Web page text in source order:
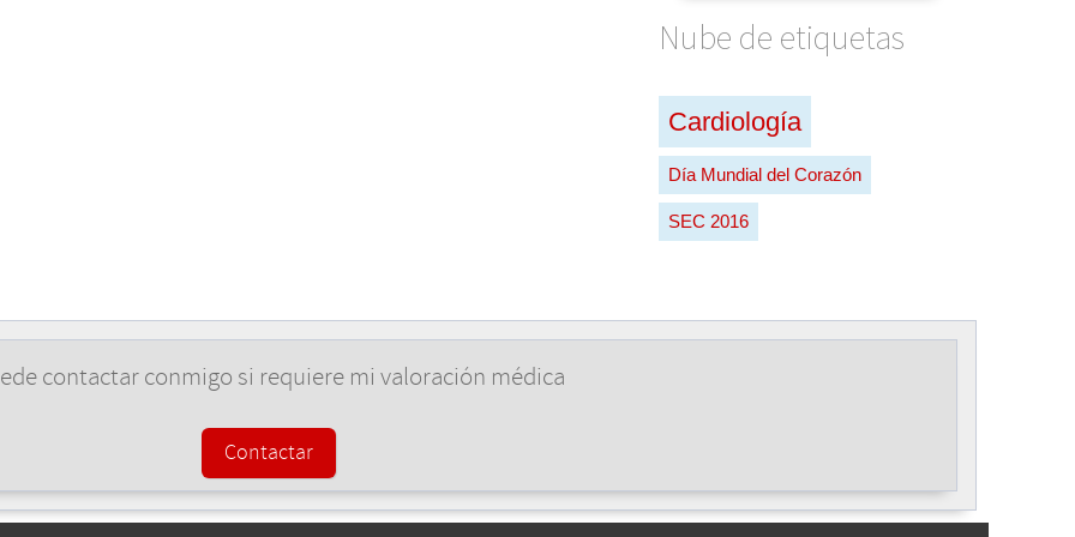
Nube de etiquetas
Cardiología
Día Mundial del Corazón
SEC 2016
contactar conmigo si requiere mi valoración médica
Contactar